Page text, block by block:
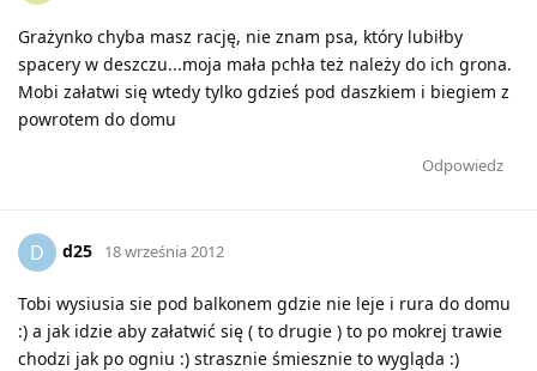
Grażynko chyba masz rację, nie znam psa, który lubiłby
spacery w deszczu...moja mała pchła też należy do ich grona.
Mobi załatwi się wtedy tylko gdzieś pod daszkiem i biegiem z
powrotem do domu
Odpowiedz
D d25 18 września 2012
Tobi wysiusia sie pod balkonem gdzie nie leje i rura do domu
:) a jak idzie aby załatwić się ( to drugie ) to po mokrej trawie
chodzi jak po ogniu :) strasznie śmiesznie to wygląda :)